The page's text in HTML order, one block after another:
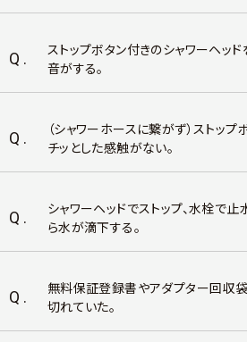
Q.
ストップボタン付きのシャワーヘッ
音がする。
Q.
（シャワーホースに繋がず）ストップ
チッとした感触がない。
Q.
シャワーヘッドでストップ、水栓で
ら水が滴下する。
Q.
無料保証登録書やアダプター回収
切れていた。